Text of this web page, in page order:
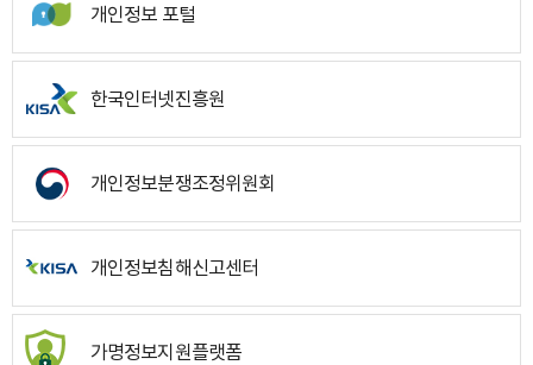
개인정보 포털
한국인터넷진흥원
개인정보분쟁조정위원회
개인정보침해신고센터
가명정보지원플랫폼